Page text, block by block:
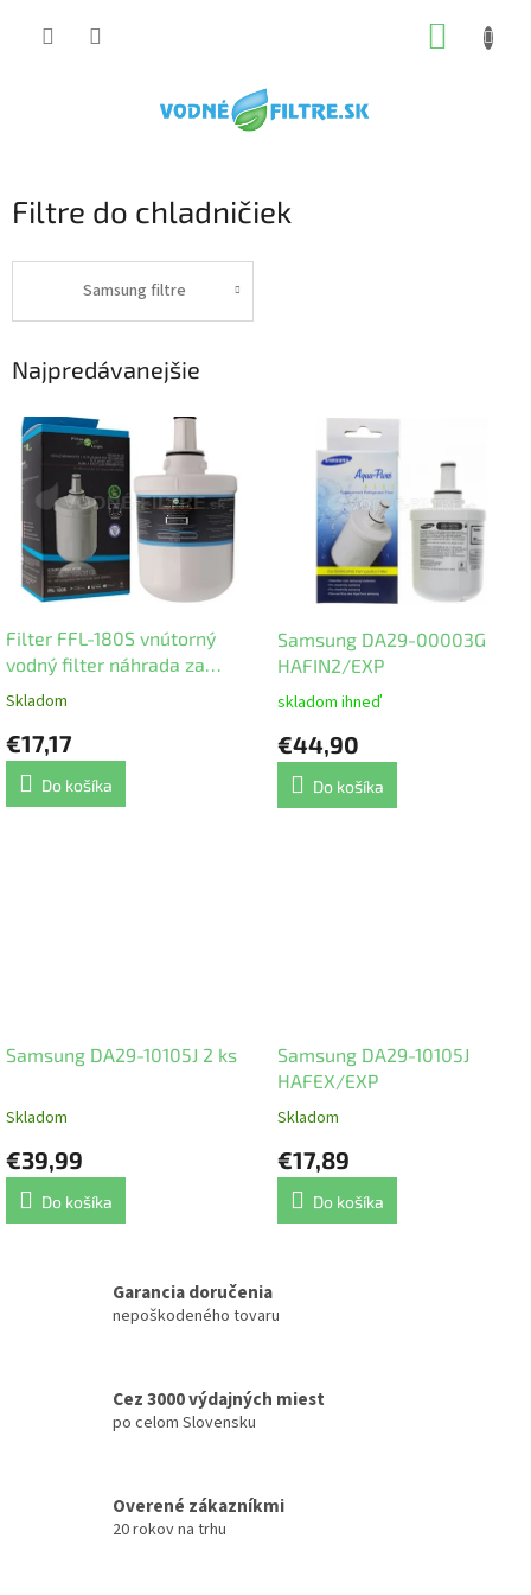
Filtre do chladničiek
Samsung filtre
Najpredávanejšie
V
ý
p
s
p
u
k
t
o
v
Filter FFL-180S vnútorný
vodný filter náhrada za
Samsung DA29-00003F/G
Skladom
€17,17
Do košíka
Samsung DA29-00003G
HAFIN2/EXP
skladom ihneď
€44,90
Do košíka
Samsung DA29-10105J 2 ks
Skladom
€39,99
Do košíka
Samsung DA29-10105J
HAFEX/EXP
Skladom
€17,89
Do košíka
Garancia doručenia
nepoškodeného tovaru
Cez 3000 výdajných miest
po celom Slovensku
Overené zákazníkmi
20 rokov na trhu